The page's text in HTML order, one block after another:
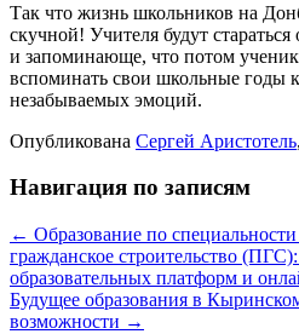
Так что жизнь школьников на
скучной! Учителя будут стараться
и запоминающе, что потом
вспоминать свои школьные годы
незабываемых эмоций.
Опубликована Сергей Аристотель
Навигация по записям
← Образование по
гражданское строительство
образовательных платформ и
Будущее образования в
возможности →